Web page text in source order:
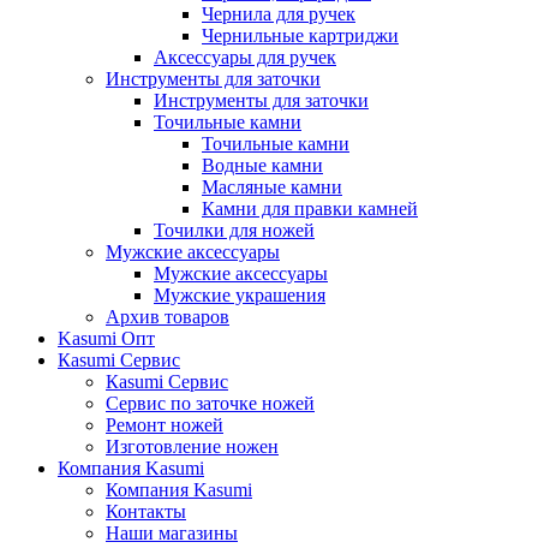
Чернила для ручек
Чернильные картриджи
Аксессуары для ручек
Инструменты для заточки
Инструменты для заточки
Точильные камни
Точильные камни
Водные камни
Масляные камни
Камни для правки камней
Точилки для ножей
Мужские аксессуары
Мужские аксессуары
Мужские украшения
Архив товаров
Kasumi Опт
Кasumi Сервис
Кasumi Сервис
Сервис по заточке ножей
Ремонт ножей
Изготовление ножен
Компания Kasumi
Компания Kasumi
Контакты
Наши магазины